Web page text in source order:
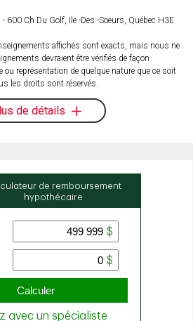
600 Ch Du Golf, Ile -Des -Soeurs, Québec H3E
affichés sont exacts, mais nous ne
devraient être vérifiés de façon
ou représentation de quelque nature que ce soit
les droits sont réservés.
de détails